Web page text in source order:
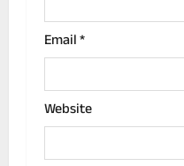
Email*
Website